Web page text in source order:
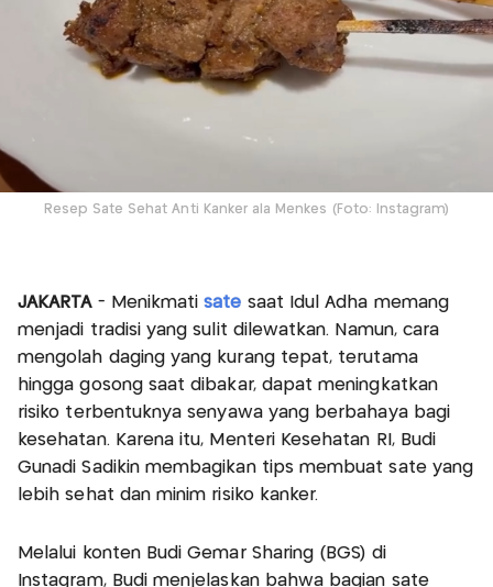
Resep Sate Sehat Anti Kanker ala Menkes (Foto: Instagram)
JAKARTA- Menikmatisate saat Idul Adha memang
menjadi tradisi yang sulit dilewatkan. Namun, cara
mengolah daging yang kurang tepat, terutama
hingga gosong saat dibakar, dapat meningkatkan
risiko terbentuknya senyawa yang berbahaya bagi
kesehatan. Karena itu, Menteri Kesehatan RI, Budi
Gunadi Sadikin membagikan tips membuat sate yang
lebih sehat dan minim risiko kanker.
Melalui konten Budi Gemar Sharing (BGS) di
Instagram, Budi menjelaskan bahwa bagian sate